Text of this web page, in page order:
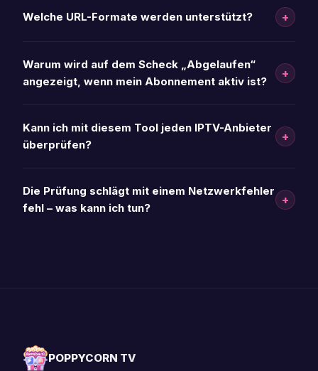
Welche URL-Formate werden unterstützt? +
Warum wird auf dem Scheck „Abgelaufen“
angezeigt, wenn mein Abonnement aktiv ist?
+
Kann ich mit diesem Tool jeden IPTV-Anbieter
überprüfen?
+
Die Prüfung schlägt mit einem Netzwerkfehler
fehl – ​​was kann ich tun?
+
POPPYCORN TV